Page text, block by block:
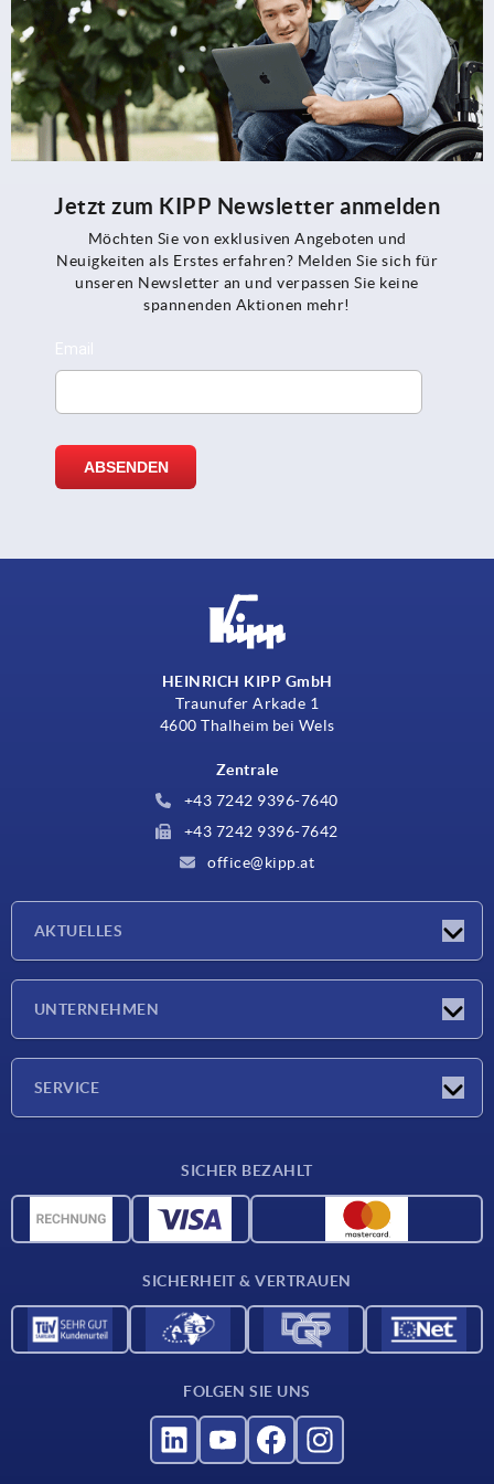
Jetzt zum KIPP Newsletter anmelden
Möchten Sie von exklusiven Angeboten und
Neuigkeiten als Erstes erfahren? Melden Sie sich für
unseren Newsletter an und verpassen Sie keine
spannenden Aktionen mehr!
HEINRICH KIPP GmbH
Traunufer Arkade 1
4600 Thalheim bei Wels
Zentrale
+43 7242 9396-7640
+43 7242 9396-7642
office@kipp.at
AKTUELLES
UNTERNEHMEN
SERVICE
CAD-Daten
Für Lieferanten
SICHER BEZAHLT
SICHERHEIT & VERTRAUEN
FOLGEN SIE UNS